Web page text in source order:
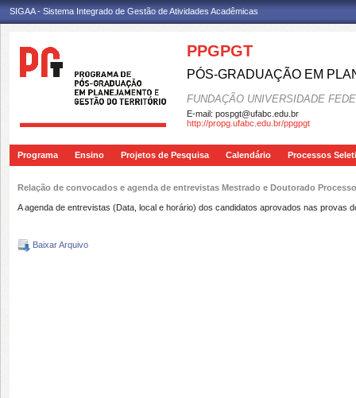
SIGAA - Sistema Integrado de Gestão de Atividades Acadêmicas
PPGPGT
PÓS-GRADUAÇÃO EM
FUNDAÇÃO UNIVERSIDADE
E-mail: pospgt@ufabc.edu.br
http://propg.ufabc.edu.br/ppgpgt
Programa Ensino Projetos de Pesquisa Calendário Processos
Relação de convocados e agenda de entrevistas Mestrado e Doutorado
A agenda de entrevistas (Data, local e horário) dos candidatos aprovados nas provas
Baixar Arquivo